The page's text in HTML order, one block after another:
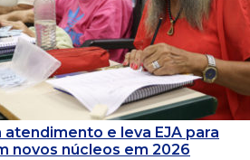
atendimento e leva EJA para
novos núcleos em 2026